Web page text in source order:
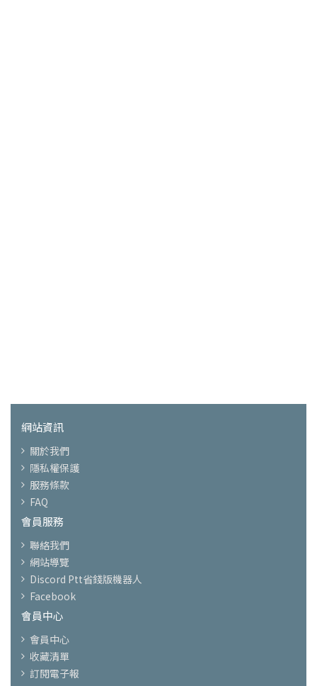
網站資訊
關於我們
隱私權保護
服務條款
FAQ
會員服務
聯絡我們
網站導覽
Discord Ptt省錢版機器人
Facebook
會員中心
會員中心
收藏清單
訂閱電子報